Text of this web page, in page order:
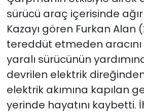
sürücü araç içerisinde
Kazayı gören Furkan Alan
tereddüt etmeden
yaralı sürücünün
devrilen elektrik
elektrik akımına kapılan
yerinde hayatını kaybetti.